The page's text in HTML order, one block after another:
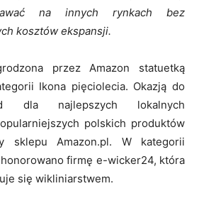
na innych rynkach bez
kosztów ekspansji.
przez Amazon statuetką
Ikona pięciolecia. Okazją do
dla najlepszych lokalnych
polskich produktów
sklepu Amazon.pl. W kategorii
firmę e-wicker24, która
się wikliniarstwem.